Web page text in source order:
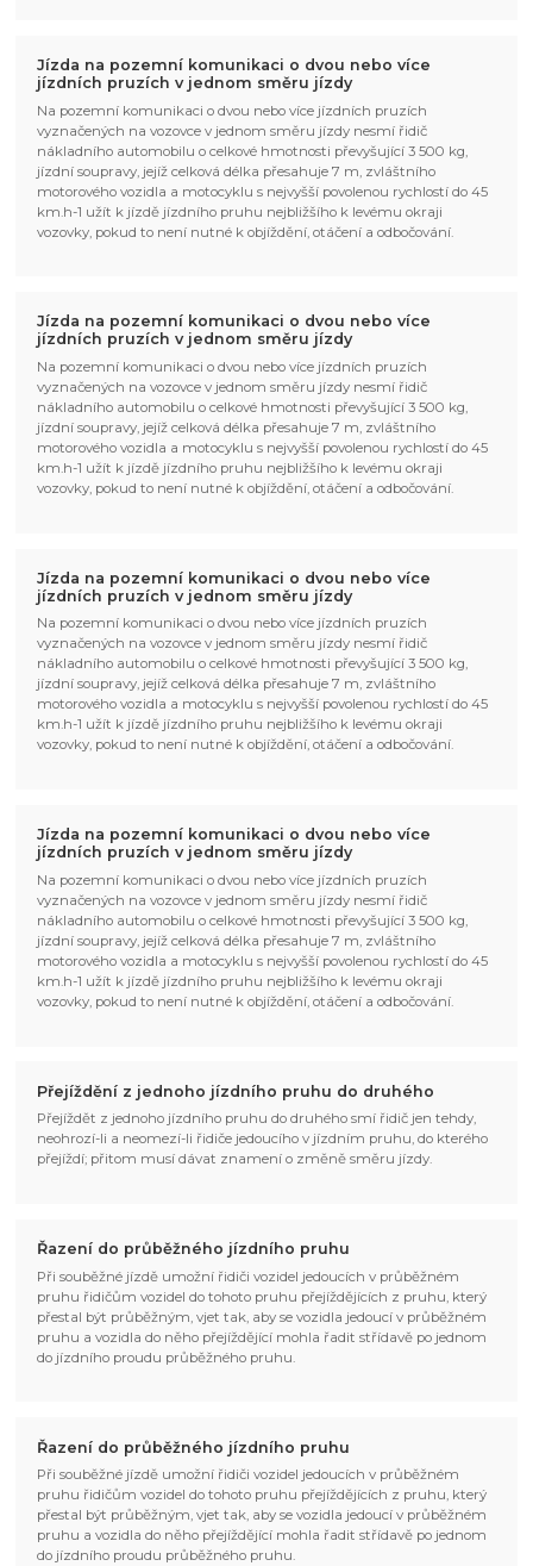
Jízda na pozemní komunikaci o dvou nebo více
jízdních pruzích v jednom směru jízdy
Na pozemní komunikaci o dvou nebo více jízdních pruzích
vyznačených na vozovce v jednom směru jízdy nesmí řidič
nákladního automobilu o celkové hmotnosti převyšující 3 500 kg,
jízdní soupravy, jejíž celková délka přesahuje 7 m, zvláštního
motorového vozidla a motocyklu s nejvyšší povolenou rychlostí do 45
km.h-1 užít k jízdě jízdního pruhu nejbližšího k levému okraji
vozovky, pokud to není nutné k objíždění, otáčení a odbočování.
Jízda na pozemní komunikaci o dvou nebo více
jízdních pruzích v jednom směru jízdy
Na pozemní komunikaci o dvou nebo více jízdních pruzích
vyznačených na vozovce v jednom směru jízdy nesmí řidič
nákladního automobilu o celkové hmotnosti převyšující 3 500 kg,
jízdní soupravy, jejíž celková délka přesahuje 7 m, zvláštního
motorového vozidla a motocyklu s nejvyšší povolenou rychlostí do 45
km.h-1 užít k jízdě jízdního pruhu nejbližšího k levému okraji
vozovky, pokud to není nutné k objíždění, otáčení a odbočování.
Jízda na pozemní komunikaci o dvou nebo více
jízdních pruzích v jednom směru jízdy
Na pozemní komunikaci o dvou nebo více jízdních pruzích
vyznačených na vozovce v jednom směru jízdy nesmí řidič
nákladního automobilu o celkové hmotnosti převyšující 3 500 kg,
jízdní soupravy, jejíž celková délka přesahuje 7 m, zvláštního
motorového vozidla a motocyklu s nejvyšší povolenou rychlostí do 45
km.h-1 užít k jízdě jízdního pruhu nejbližšího k levému okraji
vozovky, pokud to není nutné k objíždění, otáčení a odbočování.
Jízda na pozemní komunikaci o dvou nebo více
jízdních pruzích v jednom směru jízdy
Na pozemní komunikaci o dvou nebo více jízdních pruzích
vyznačených na vozovce v jednom směru jízdy nesmí řidič
nákladního automobilu o celkové hmotnosti převyšující 3 500 kg,
jízdní soupravy, jejíž celková délka přesahuje 7 m, zvláštního
motorového vozidla a motocyklu s nejvyšší povolenou rychlostí do 45
km.h-1 užít k jízdě jízdního pruhu nejbližšího k levému okraji
vozovky, pokud to není nutné k objíždění, otáčení a odbočování.
Přejíždění z jednoho jízdního pruhu do druhého
Přejíždět z jednoho jízdního pruhu do druhého smí řidič jen tehdy,
neohrozí-li a neomezí-li řidiče jedoucího v jízdním pruhu, do kterého
přejíždí; přitom musí dávat znamení o změně směru jízdy.
Řazení do průběžného jízdního pruhu
Při souběžné jízdě umožní řidiči vozidel jedoucích v průběžném
pruhu řidičům vozidel do tohoto pruhu přejíždějících z pruhu, který
přestal být průběžným, vjet tak, aby se vozidla jedoucí v průběžném
pruhu a vozidla do něho přejíždějící mohla řadit střídavě po jednom
do jízdního proudu průběžného pruhu.
Řazení do průběžného jízdního pruhu
Při souběžné jízdě umožní řidiči vozidel jedoucích v průběžném
pruhu řidičům vozidel do tohoto pruhu přejíždějících z pruhu, který
přestal být průběžným, vjet tak, aby se vozidla jedoucí v průběžném
pruhu a vozidla do něho přejíždějící mohla řadit střídavě po jednom
do jízdního proudu průběžného pruhu.